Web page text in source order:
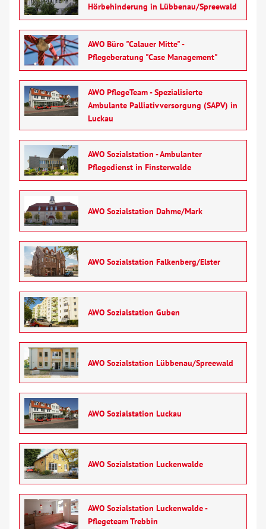
Spenden
Mitmachen
Karriere
Ausbildung
Glossar
Kontakt
AWO BB Süd
Hörbehinderung in Lübbenau/Spreewald
AWO Büro "Calauer Mitte" -
Pflegeberatung "Case Management"
AWO PflegeTeam - Spezialisierte
Ambulante Palliativversorgung (SAPV) in
Luckau
AWO Sozialstation - Ambulanter
Pflegedienst in Finsterwalde
AWO Sozialstation Dahme/Mark
AWO Sozialstation Falkenberg/Elster
AWO Sozialstation Guben
AWO Sozialstation Lübbenau/Spreewald
AWO Sozialstation Luckau
AWO Sozialstation Luckenwalde
AWO Sozialstation Luckenwalde -
Pflegeteam Trebbin